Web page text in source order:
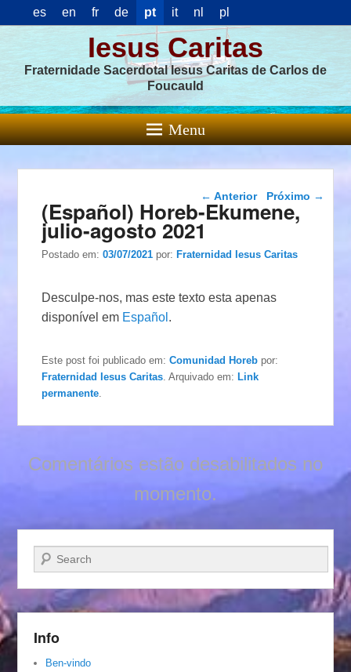
es en fr de pt it nl pl
Iesus Caritas
Fraternidade Sacerdotal Iesus Caritas de Carlos de
Foucauld
Menu
Navegação das
postagens
← Anterior Próximo →
(Español) Horeb-Ekumene,
julio-agosto 2021
Postado em:03/07/2021 por:Fraternidad Iesus Caritas
Desculpe-nos, mas este texto esta apenas
disponível em Español .
Este post foi publicado em:Comunidad Horeb por:
Fraternidad Iesus Caritas . Arquivado em:Link
permanente
Comentários estão desabilitados no
momento.
Pesquisar…
Info
Ben-vindo